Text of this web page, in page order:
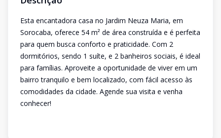
Esta encantadora casa no Jardim Neuza Maria, em
Sorocaba, oferece 54 m² de área construída e é perfeita
para quem busca conforto e praticidade. Com 2
dormitórios, sendo 1 suíte, e 2 banheiros sociais, é ideal
para famílias. Aproveite a oportunidade de viver em um
bairro tranquilo e bem localizado, com fácil acesso às
comodidades da cidade. Agende sua visita e venha
conhecer!